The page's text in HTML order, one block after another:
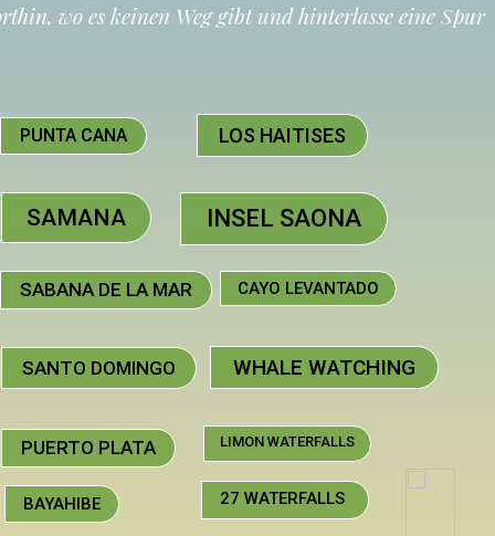
LOS HAITISES
INSEL SAONA
CAYO LEVANTADO
WHALE WATCHING
LIMON WATERFALLS
27 WATERFALLS
BAYAHIBE
PUERTO PLATA
SAMANA
SABANA DE LA MAR
SANTO DOMINGO
wo es keinen Weg gibt und hinterlasse eine Spur
PUNTA CANA